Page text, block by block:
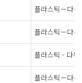
플라스틱－다
플라스틱－다
플라스틱 - 다목
플라스틱－다